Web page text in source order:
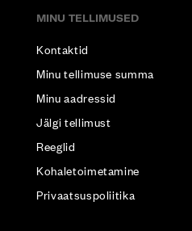
MINU TELLIMUSED
Kontaktid
Minu tellimuse summa
Minu aadressid
Jälgi tellimust
Reeglid
Kohaletoimetamine
Privaatsuspoliitika